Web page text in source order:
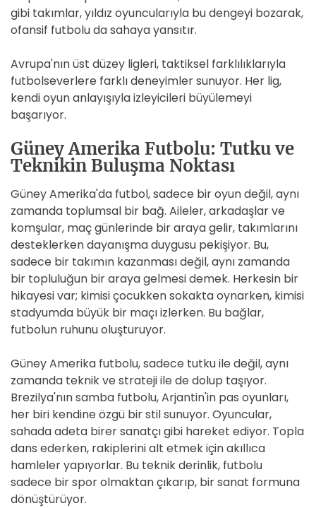
gibi takımlar, yıldız oyuncularıyla bu dengeyi bozarak,
ofansif futbolu da sahaya yansıtır.
Avrupa'nın üst düzey ligleri, taktiksel farklılıklarıyla
futbolseverlere farklı deneyimler sunuyor. Her lig,
kendi oyun anlayışıyla izleyicileri büyülemeyi
başarıyor.
Güney Amerika Futbolu: Tutku ve
Teknikin Buluşma Noktası
Güney Amerika'da futbol, sadece bir oyun değil, aynı
zamanda toplumsal bir bağ. Aileler, arkadaşlar ve
komşular, maç günlerinde bir araya gelir, takımlarını
desteklerken dayanışma duygusu pekişiyor. Bu,
sadece bir takımın kazanması değil, aynı zamanda
bir topluluğun bir araya gelmesi demek. Herkesin bir
hikayesi var; kimisi çocukken sokakta oynarken, kimisi
stadyumda büyük bir maçı izlerken. Bu bağlar,
futbolun ruhunu oluşturuyor.
Güney Amerika futbolu, sadece tutku ile değil, aynı
zamanda teknik ve strateji ile de dolup taşıyor.
Brezilya'nın samba futbolu, Arjantin'in pas oyunları,
her biri kendine özgü bir stil sunuyor. Oyuncular,
sahada adeta birer sanatçı gibi hareket ediyor. Topla
dans ederken, rakiplerini alt etmek için akıllıca
hamleler yapıyorlar. Bu teknik derinlik, futbolu
sadece bir spor olmaktan çıkarıp, bir sanat formuna
dönüştürüyor.